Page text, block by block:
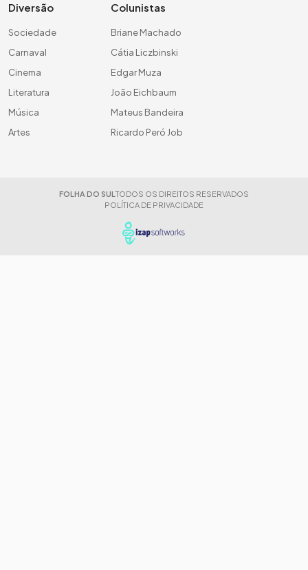
Diversão
Sociedade
Carnaval
Cinema
Literatura
Música
Artes
Colunistas
Briane Machado
Cátia Liczbinski
Edgar Muza
João Eichbaum
Mateus Bandeira
Ricardo Peró Job
FOLHA DO SUL TODOS OS DIREITOS RESERVADOS
POLÍTICA DE PRIVACIDADE